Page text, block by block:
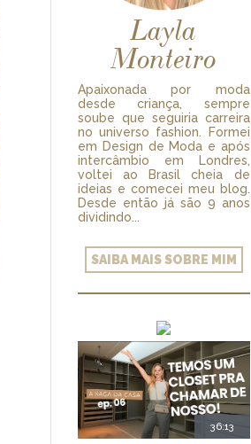
Layla
Monteiro
Apaixonada por moda
desde criança, sempre
soube que seguiria carreira
no universo fashion. Formei
em Design de Moda e após
intercâmbio em Londres,
voltei ao Brasil cheia de
ideias e comecei meu blog.
Desde então já são 9 anos
dividindo...
SAIBA MAIS SOBRE MIM
36:13